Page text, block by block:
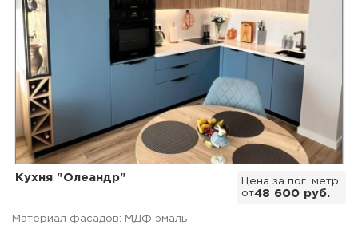
Цена за пог. метр:
от48 600 руб.
Кухня "Олеандр"
Материал фасадов: МДФ эмаль